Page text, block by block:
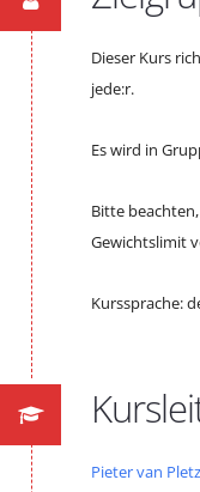
Dieser Kurs
jede:r.
Es wird in
Bitte
Gewichtslimit
Kurssprache:
Pieter van